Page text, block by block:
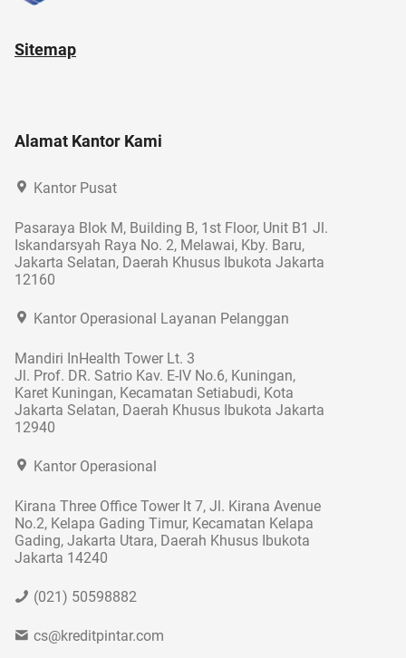
Sitemap
Alamat Kantor Kami
Kantor Pusat
Pasaraya Blok M, Building B, 1st Floor, Unit B1 Jl.
Iskandarsyah Raya No. 2, Melawai, Kby. Baru,
Jakarta Selatan, Daerah Khusus Ibukota Jakarta
12160
Kantor Operasional Layanan Pelanggan
Mandiri InHealth Tower Lt. 3
Jl. Prof. DR. Satrio Kav. E-IV No.6, Kuningan,
Karet Kuningan, Kecamatan Setiabudi, Kota
Jakarta Selatan, Daerah Khusus Ibukota Jakarta
12940
Kantor Operasional
Kirana Three Office Tower lt 7, Jl. Kirana Avenue
No.2, Kelapa Gading Timur, Kecamatan Kelapa
Gading, Jakarta Utara, Daerah Khusus Ibukota
Jakarta 14240
(021) 50598882
cs@kreditpintar.com